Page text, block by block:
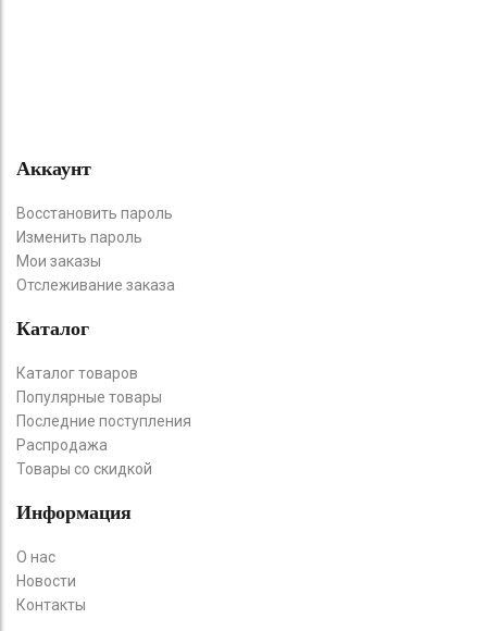
Аккаунт
Восстановить пароль
Изменить пароль
Мои заказы
Отслеживание заказа
Каталог
Каталог товаров
Популярные товары
Последние поступления
Распродажа
Товары со скидкой
Информация
О нас
Новости
Контакты